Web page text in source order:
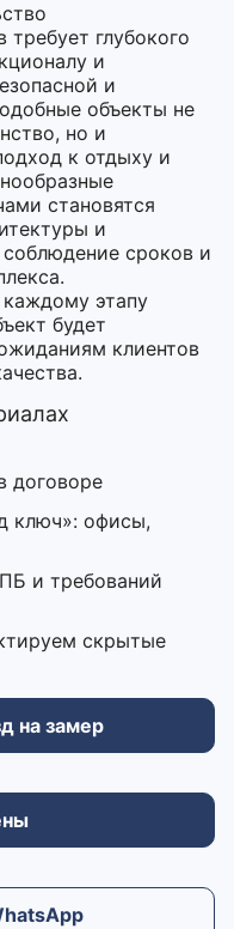
глубокого
и
и
объекты не
но и
к отдыху и
становятся
и
сроков и
этапу
будет
клиентов
договоре
ключ»: офисы,
и требований
скрытые
на замер